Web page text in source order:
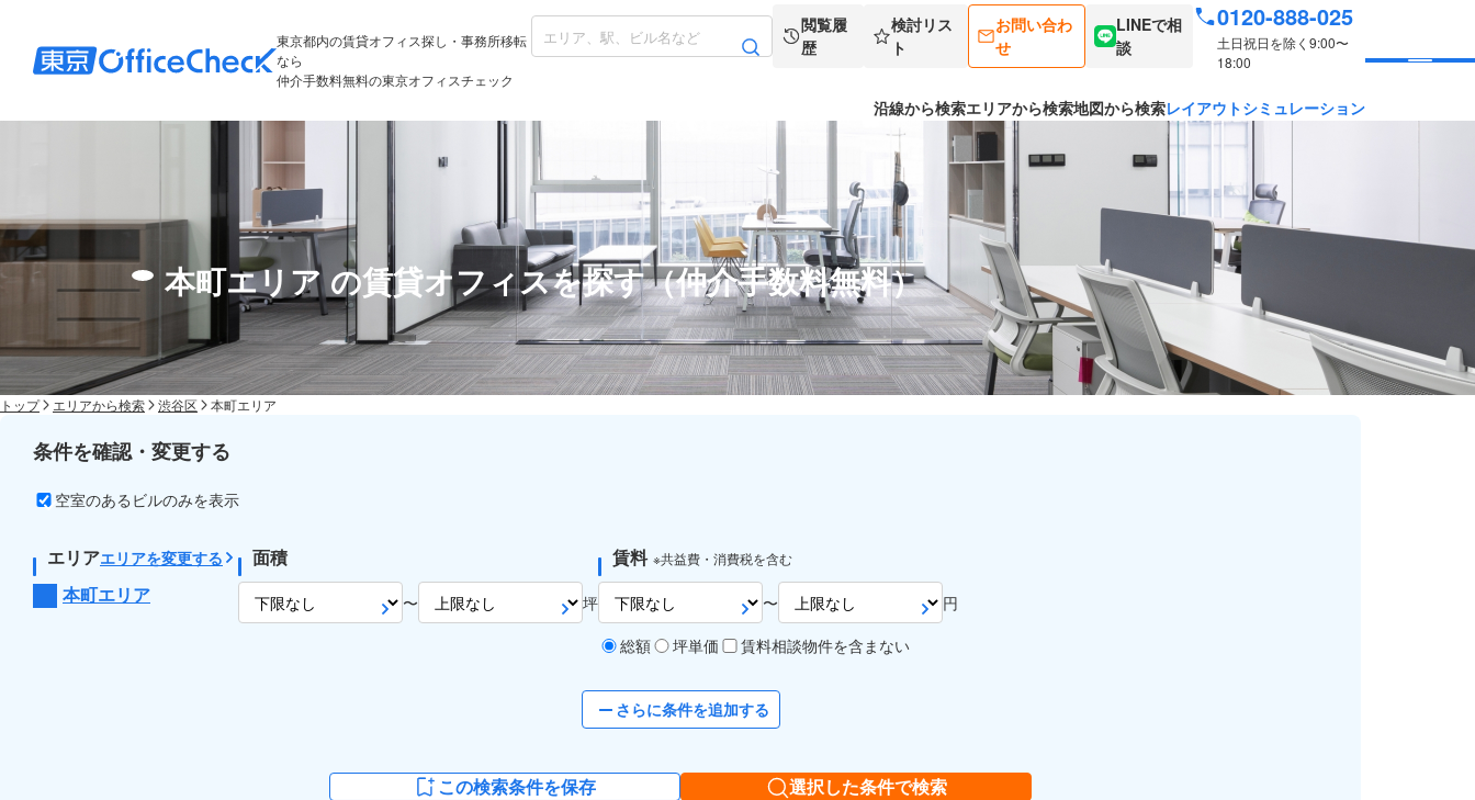
東京都内の賃貸オフィス探し・事務所移転
なら
仲介手数料無料の東京オフィスチェック
閲覧履
歴
検討リス
ト
お問い合わ
せ
LINEで相
談
0120-888-025
土日祝日を除く9:00〜
18:00
沿線から検索エリアから検索地図から検索レイアウトシミュレーション
本町エリア の賃貸オフィスを探す（仲介手数料無料）
トップ エリアから検索 渋谷区 本町エリア
条件を確認・変更する
空室のあるビルのみを表示
エリアエリアを変更する
本町エリア
面積
〜 坪
賃料 ※共益費・消費税を含む
〜
円
総額
坪単価 賃料相談物件を含まない
さらに条件を追加する
この検索条件を保存 選択した条件で検索